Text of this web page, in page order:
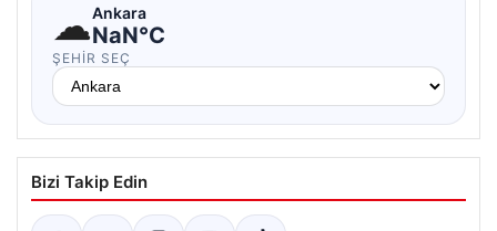
☁Ankara
NaN°C
ŞEHIR SEÇ
Bizi Takip Edin